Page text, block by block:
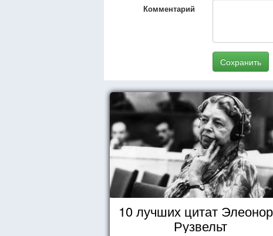
Комментарий
Сохранить
10 лучших цитат
Рузвельт